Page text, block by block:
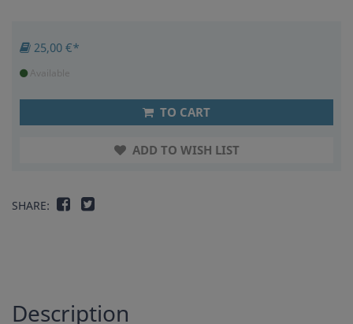
25,00 €*
Available
TO CART
ADD TO WISH LIST
SHARE:
Description